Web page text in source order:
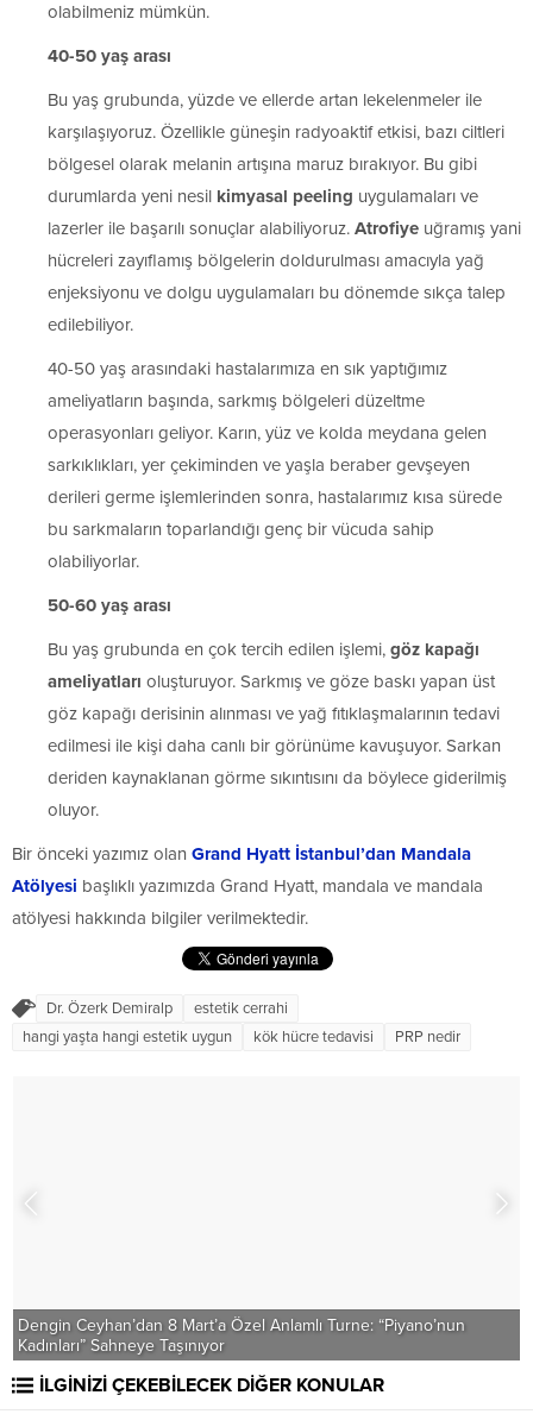
olabilmeniz mümkün.
40-50 yaş arası
Bu yaş grubunda, yüzde ve ellerde artan lekelenmeler ile
karşılaşıyoruz. Özellikle güneşin radyoaktif etkisi, bazı ciltleri
bölgesel olarak melanin artışına maruz bırakıyor. Bu gibi
durumlarda yeni nesil kimyasal peeling uygulamaları ve
lazerler ile başarılı sonuçlar alabiliyoruz. Atrofiye uğramış yani
hücreleri zayıflamış bölgelerin doldurulması amacıyla yağ
enjeksiyonu ve dolgu uygulamaları bu dönemde sıkça talep
edilebiliyor.
40-50 yaş arasındaki hastalarımıza en sık yaptığımız
ameliyatların başında, sarkmış bölgeleri düzeltme
operasyonları geliyor. Karın, yüz ve kolda meydana gelen
sarkıklıkları, yer çekiminden ve yaşla beraber gevşeyen
derileri germe işlemlerinden sonra, hastalarımız kısa sürede
bu sarkmaların toparlandığı genç bir vücuda sahip
olabiliyorlar.
50-60 yaş arası
Bu yaş grubunda en çok tercih edilen işlemi, göz kapağı
ameliyatları oluşturuyor. Sarkmış ve göze baskı yapan üst
göz kapağı derisinin alınması ve yağ fıtıklaşmalarının tedavi
edilmesi ile kişi daha canlı bir görünüme kavuşuyor. Sarkan
deriden kaynaklanan görme sıkıntısını da böylece giderilmiş
oluyor.
Bir önceki yazımız olan Grand Hyatt İstanbul’dan Mandala
Atölyesi başlıklı yazımızda Grand Hyatt, mandala ve mandala
atölyesi hakkında bilgiler verilmektedir.
Dr. Özerk Demiralp
estetik cerrahi
hangi yaşta hangi estetik uygun
kök hücre tedavisi PRP nedir
Dengin Ceyhan’dan 8 Mart’a Özel Anlamlı Turne: “Piyano’nun
Kadınları” Sahneye Taşınıyor
İLGİNİZİ ÇEKEBİLECEK DİĞER KONULAR